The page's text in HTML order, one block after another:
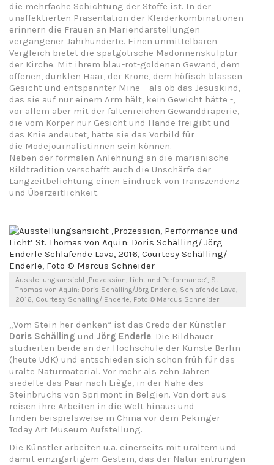
die mehrfache Schichtung der Stoffe ist. In der
unaffektierten Präsentation der Kleiderkombinationen
erinnern die Frauen an Mariendarstellungen
vergangener Jahrhunderte. Einen unmittelbaren
Vergleich bietet die spätgotische Madonnenskulptur
der Kirche. Mit ihrem blau-rot-goldenen Gewand, dem
offenen, dunklen Haar, der Krone, dem höfisch blassen
Gesicht und entspannter Mine – als ob das Jesuskind,
das sie auf nur einem Arm hält, kein Gewicht hätte -,
vor allem aber mit der faltenreichen Gewanddraperie,
die vom Körper nur Gesicht und Hände freigibt und
das Knie andeutet, hätte sie das Vorbild für
die Modejournalistinnen sein können.
Neben der formalen Anlehnung an die marianische
Bildtradition verschafft auch die Unschärfe der
Langzeitbelichtung einen Eindruck von Transzendenz
und Überzeitlichkeit.
Ausstellungsansicht ‚Prozession, Licht und Performance‘, St.
Thomas von Aquin: Doris Schälling/Jörg Enderle, Schlafende Lava,
2016, Courtesy Schälling/ Enderle, Foto © Marcus Schneider
„Vom Stein her denken“ ist das Credo der Künstler
Doris Schälling und Jörg Enderle. Die Bildhauer
studierten beide an der Hochschule der Künste Berlin
(heute UdK) und entschieden sich schon früh für das
uralte Naturmaterial. Vor mehr als zehn Jahren
siedelte das Paar nach Liège, in der Nähe des
Steinbruchs von Sprimont in Belgien. Von dort aus
reisen ihre Arbeiten in die Welt hinaus und
finden beispielsweise in China vor dem Pekinger
Today Art Museum Aufstellung.
Die Künstler arbeiten u.a. einerseits mit uraltem und
damit einzigartigem Gestein, das der Natur entrungen